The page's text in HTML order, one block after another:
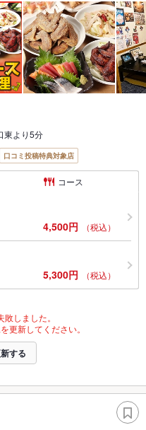
東より5分
口コミ投稿特典対象店
コース
4,500円 （税込）
5,300円 （税込）
しました。
更新してください。
する